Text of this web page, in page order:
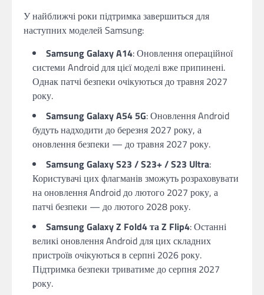
У найближчі роки підтримка завершиться для
наступних моделей Samsung:
Samsung Galaxy A14: Оновлення операційної
системи Android для цієї моделі вже припинені.
Однак патчі безпеки очікуються до травня 2027
року.
Samsung Galaxy A54 5G: Оновлення Android
будуть надходити до березня 2027 року, а
оновлення безпеки — до травня 2027 року.
Samsung Galaxy S23 / S23+ / S23 Ultra:
Користувачі цих флагманів зможуть розраховувати
на оновлення Android до лютого 2027 року, а
патчі безпеки — до лютого 2028 року.
Samsung Galaxy Z Fold4 та Z Flip4: Останні
великі оновлення Android для цих складних
пристроїв очікуються в серпні 2026 року.
Підтримка безпеки триватиме до серпня 2027
року.